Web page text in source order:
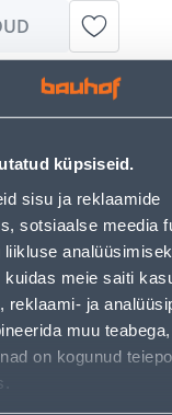
küpsiseid.
sisu ja reklaamide
sotsiaalse meedia
meie saiti
reklaami- ja
muu
on kogunud
teavitame teid, et
, mis võivad teile
ei pea aga siin
jätkata, naastes
valikuid. Head
x 220 mm.